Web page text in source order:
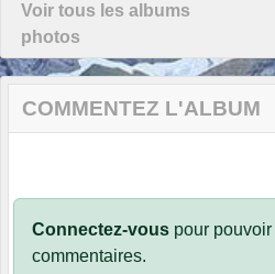
Voir tous les albums
photos
COMMENTEZ L'ALBUM
Connectez-vous pour
commentaires.